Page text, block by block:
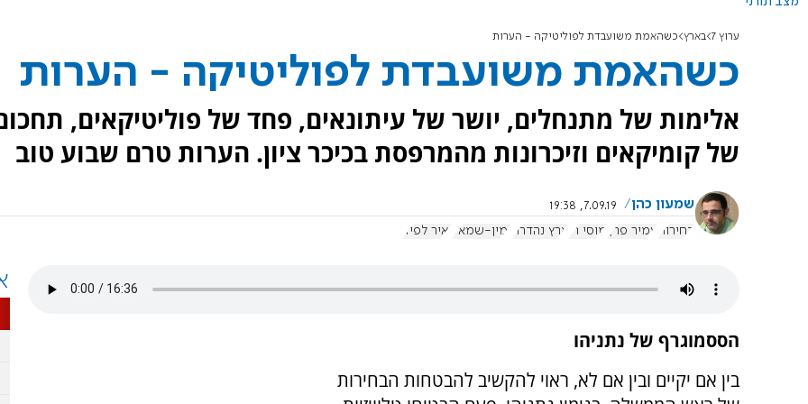
ערוץ 7 בארץ כשהאמת משועבדת לפוליטיקה - הערות
כשהאמת משועבדת לפוליטיקה - הערות
אלימות של מתנחלים, יושר של עיתונאים, פחד של פוליטיקאים,
של קומיקאים וזיכרונות מהמרפסת בכיכר ציון. הערות טרם שבוע טוב
שמעון כהן
7.09.19, 19:38
בחירות
עמיר פרץ מוסי רז ארץ נהדרת ימין-שמאל יאיר לפיד
הססמוגרף של נתניהו
בין אם יקיים ובין אם לא, ראוי להקשיב להבטחות הבחירות